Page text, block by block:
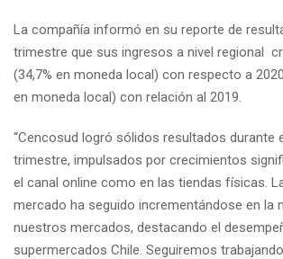
La compañía informó en su reporte de
trimestre que sus ingresos a nivel regional
(34,7% en moneda local) con respecto a
en moneda local) con relación al 2019.
“Cencosud logró sólidos resultados durante
trimestre, impulsados por crecimientos
el canal online como en las tiendas físicas.
mercado ha seguido incrementándose en la
nuestros mercados, destacando el
supermercados Chile. Seguiremos